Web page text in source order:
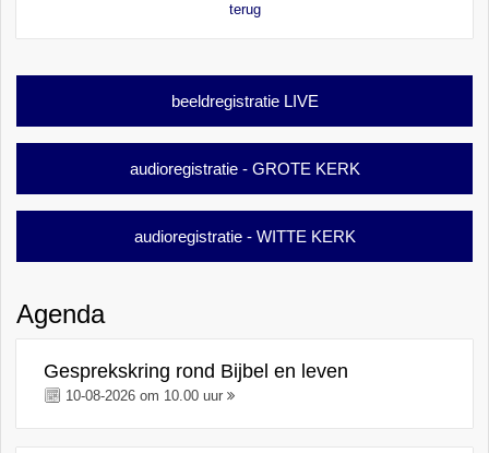
terug
beeldregistratie LIVE
audioregistratie - GROTE KERK
audioregistratie - WITTE KERK
Agenda
Gesprekskring rond Bijbel en leven
10-08-2026 om 10.00 uur